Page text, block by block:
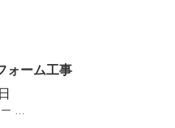
ォーム工事
…